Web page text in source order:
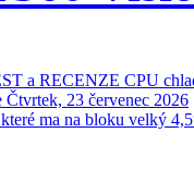
a RECENZE CPU
Čtvrtek, 23 červenec 2026
ma na bloku velký